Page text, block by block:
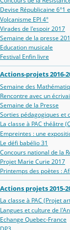
Devise Républicaine 6°1
Volcanisme EPI 4°
Virades de l'espoir 2017
Semaine de la presse
Education musicale
Festival Enfin livre
Actions-projets 2016-
Semaine des
Rencontre avec un
Semaine de la Presse
Sorties pédagogiques et
La classe à PAC théâtre
Empreintes : une
Le défi babélio 31
Concours national de la
Projet Marie Curie 2017
Printemps des poètes :
Actions projets 2015-
La classe à PAC (Projet
Langues et culture de
Echange Quebec-France